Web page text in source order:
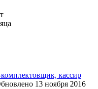
кассир
13 ноября 2016